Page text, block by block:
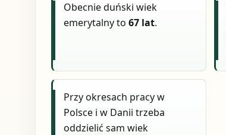
Obecnie duński wiek
emerytalny to67 lat.
Przy okresach pracy w
Polsce i w Danii trzeba
oddzielić sam wiek